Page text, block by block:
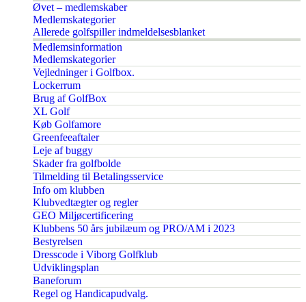
Øvet – medlemskaber
Medlemskategorier
Allerede golfspiller indmeldelsesblanket
Medlemsinformation
Medlemskategorier
Vejledninger i Golfbox.
Lockerrum
Brug af GolfBox
XL Golf
Køb Golfamore
Greenfeeaftaler
Leje af buggy
Skader fra golfbolde
Tilmelding til Betalingsservice
Info om klubben
Klubvedtægter og regler
GEO Miljøcertificering
Klubbens 50 års jubilæum og PRO/AM i 2023
Bestyrelsen
Dresscode i Viborg Golfklub
Udviklingsplan
Baneforum
Regel og Handicapudvalg.